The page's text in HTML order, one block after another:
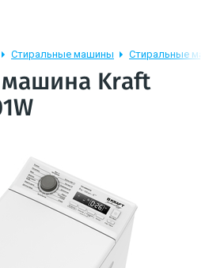
Стиральные машины Стиральные
машина Kraft